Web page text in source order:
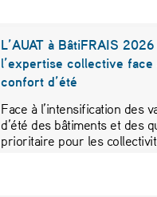
L’AUAT à BâtiFRAIS
l’expertise collective face
confort d’été
Face à l’intensification des
d’été des bâtiments et des
prioritaire pour les